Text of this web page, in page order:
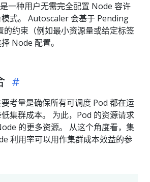
一种用户无需完全配置 Node 容许
式。 Autoscaler 会基于 Pending
的约束（例如最小资源量或给定标签
Node 配置。
考量是确保所有可调度 Pod 都在运
集群成本。 为此，Pod 的资源请求
的更多资源。 从这个角度看，集
利用率可以用作集群成本效益的参